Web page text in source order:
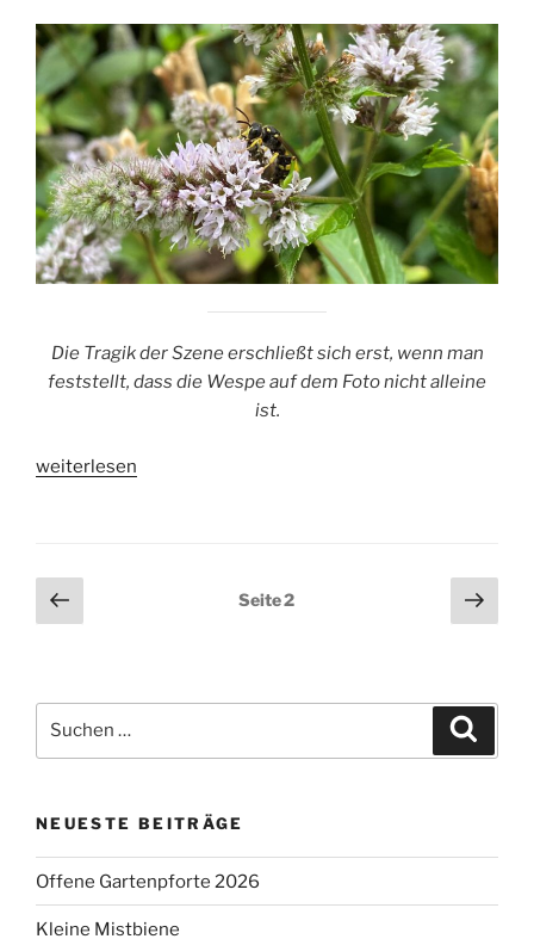
Die Tragik der Szene erschließt sich erst, wenn man
feststellt, dass die Wespe auf dem Foto nicht alleine
ist.
„Bienenjagende
weiterlesen
Seitennummerierung
der
Vorherige
Seite
Seite2
nach:
NEUESTE BEITRÄGE
Offene Gartenpforte 2026
Kleine Mistbiene